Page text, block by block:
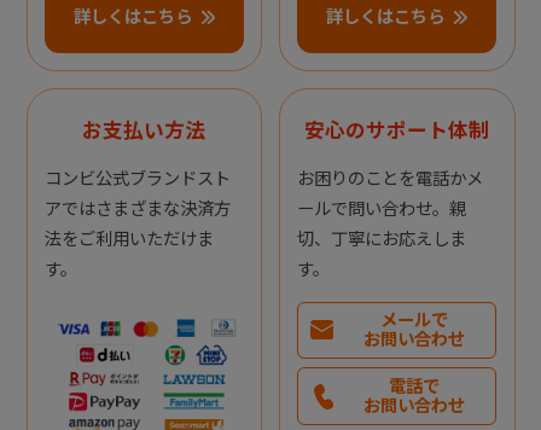
詳しくはこちら 詳しくはこちら
お支払い方法
コンビ公式ブランドスト
アではさまざまな決済方
法をご利用いただけま
す。
安心のサポート体制
お困りのことを電話かメ
ールで問い合わせ。親
切、丁寧にお応えしま
す。
メールで
お問い合わせ
電話で
お問い合わせ